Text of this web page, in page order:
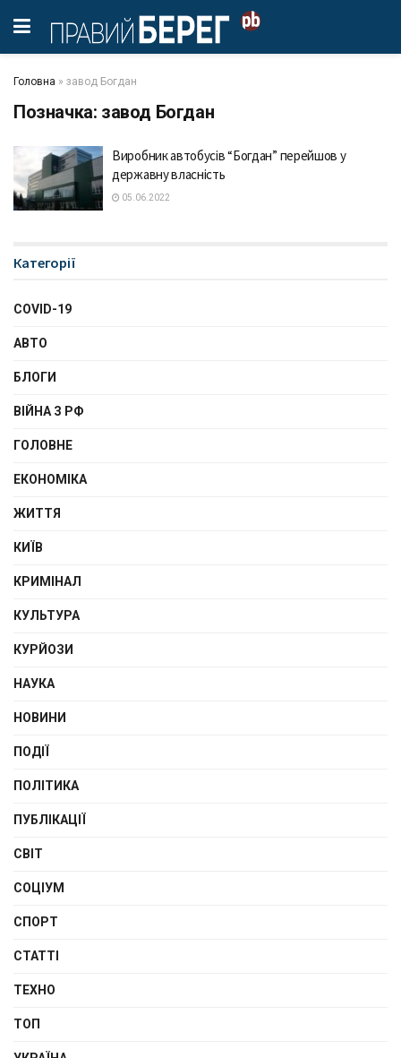
Головна » завод Богдан
Позначка: завод Богдан
Виробник автобусів “Богдан” перейшов у
державну власність
05.06.2022
Категорії
COVID-19
АВТО
БЛОГИ
ВІЙНА З РФ
ГОЛОВНЕ
ЕКОНОМІКА
ЖИТТЯ
КИЇВ
КРИМІНАЛ
КУЛЬТУРА
КУРЙОЗИ
НАУКА
НОВИНИ
ПОДІЇ
ПОЛІТИКА
ПУБЛІКАЦІЇ
СВІТ
СОЦІУМ
СПОРТ
СТАТТІ
ТЕХНО
ТОП